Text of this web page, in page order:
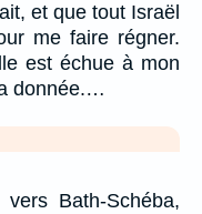
et que tout Israël
me faire régner.
est échue à mon
donnée.…
Bath-Schéba,